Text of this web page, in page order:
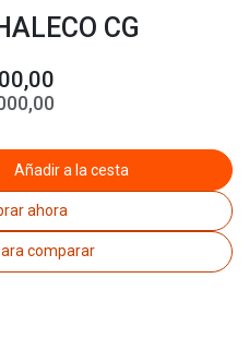
CG
Añadir a la cesta
ahora
comparar